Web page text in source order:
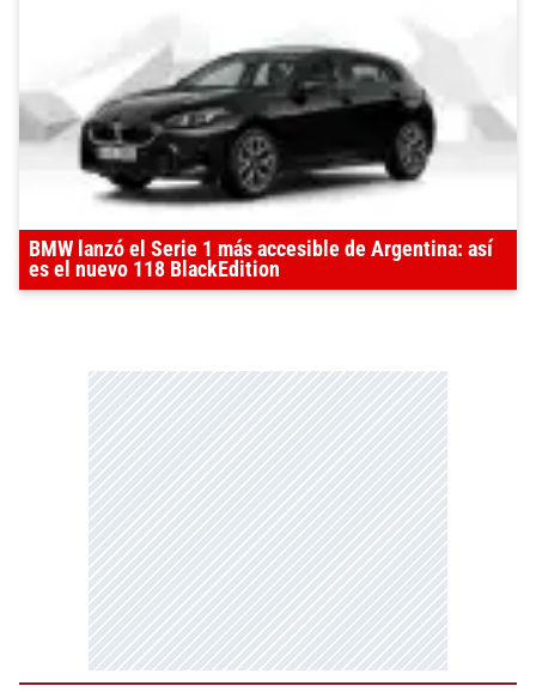
BMW lanzó el Serie 1 más accesible de Argentina: así
es el nuevo 118 BlackEdition